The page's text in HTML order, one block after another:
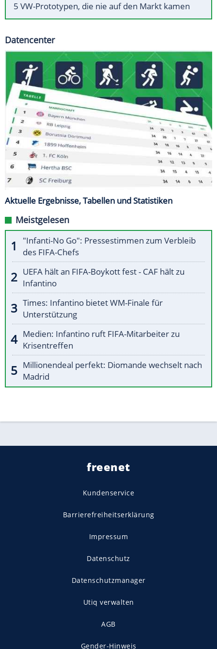
5 VW-Prototypen, die nie auf den Markt kamen
Datencenter
Aktuelle Ergebnisse, Tabellen und Statistiken
Meistgelesen
"Infanti-No Go": Pressestimmen zum Verbleib
des FIFA-Chefs
UEFA hält an FIFA-Boykott fest - CAF hält zu
Infantino
Times: Infantino bietet WM-Finale für
Unterstützung
Medien: Infantino ruft FIFA-Mitarbeiter zu
Krisentreffen
Millionendeal perfekt: Diomande wechselt nach
Madrid
freenet
Kundenservice
Barrierefreiheitserklärung
Impressum
Datenschutz
Datenschutzmanager
Utiq verwalten
AGB
Gender-Hinweis